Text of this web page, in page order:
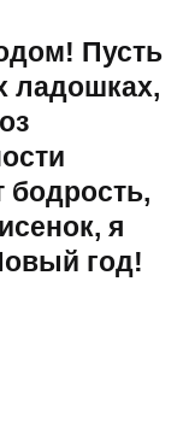
Пусть
ладошках,
бодрость,
я
год!